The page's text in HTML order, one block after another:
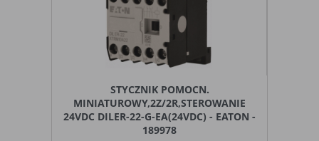
STYCZNIK POMOCN.
MINIATUROWY,2Z/2R,STEROWANIE
24VDC DILER-22-G-EA(24VDC) - EATON -
189978